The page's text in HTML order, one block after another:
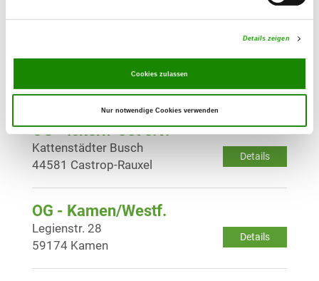
Details zeigen
Cookies zulassen
Nur notwendige Cookies verwenden
OG - Ickern-Ost e.V.
Details
Kattenstädter Busch
44581 Castrop-Rauxel
OG - Kamen/Westf.
Details
Legienstr. 28
59174 Kamen